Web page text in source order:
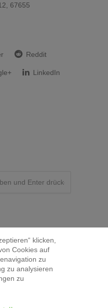
67655
Reddit
LinkedIn
klicken,
Cookies auf
zu
zu analysieren
zu